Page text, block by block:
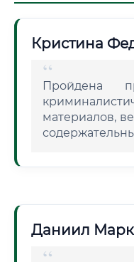
Кристина
Пройдена
материалов,
Даниил